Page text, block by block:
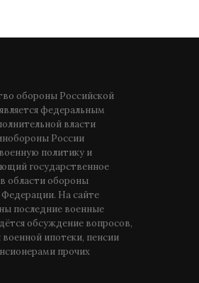
обороны Российской
федеральным
власти
России
политику и
государственное
области обороны
На сайте
последние военные
обсуждение вопросов,
ипотеки, пенсии
прочих